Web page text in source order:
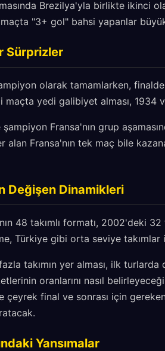
Brezilya'yla birlikte ikinci
"3+ gol" bahsi yapanlar
Sürprizler
olarak tamamlarken,
maçta yedi galibiyet alması, 1934
Fransa'nın grup
alan Fransa'nın tek maç bile
Değişen Dinamikleri
48 takımlı formatı, 2002'deki
Türkiye gibi orta seviye
takımın yer alması, ilk turlarda
oranlarını nasıl
final ve sonrası için
Yansımalar